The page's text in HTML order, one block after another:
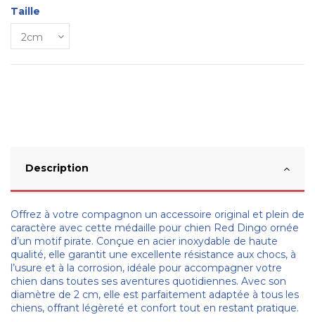
Taille
Description
Offrez à votre compagnon un accessoire original et plein de
caractère avec cette médaille pour chien Red Dingo ornée
d’un motif pirate. Conçue en acier inoxydable de haute
qualité, elle garantit une excellente résistance aux chocs, à
l’usure et à la corrosion, idéale pour accompagner votre
chien dans toutes ses aventures quotidiennes. Avec son
diamètre de 2 cm, elle est parfaitement adaptée à tous les
chiens, offrant légèreté et confort tout en restant pratique.